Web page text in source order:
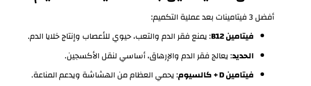
أفضل 3 فيتامينات بعد عملية التكميم:
فيتامين B12
: يمنع فقر الدم والتعب، حيوي للأعصاب وإنتاج خلايا الدم.
الحديد: يعالج فقر الدم والإرهاق، أساسي لنقل الأكسجين.
فيتامين D + كالسيوم
: يحمي العظام من الهشاشة ويدعم المناعة.